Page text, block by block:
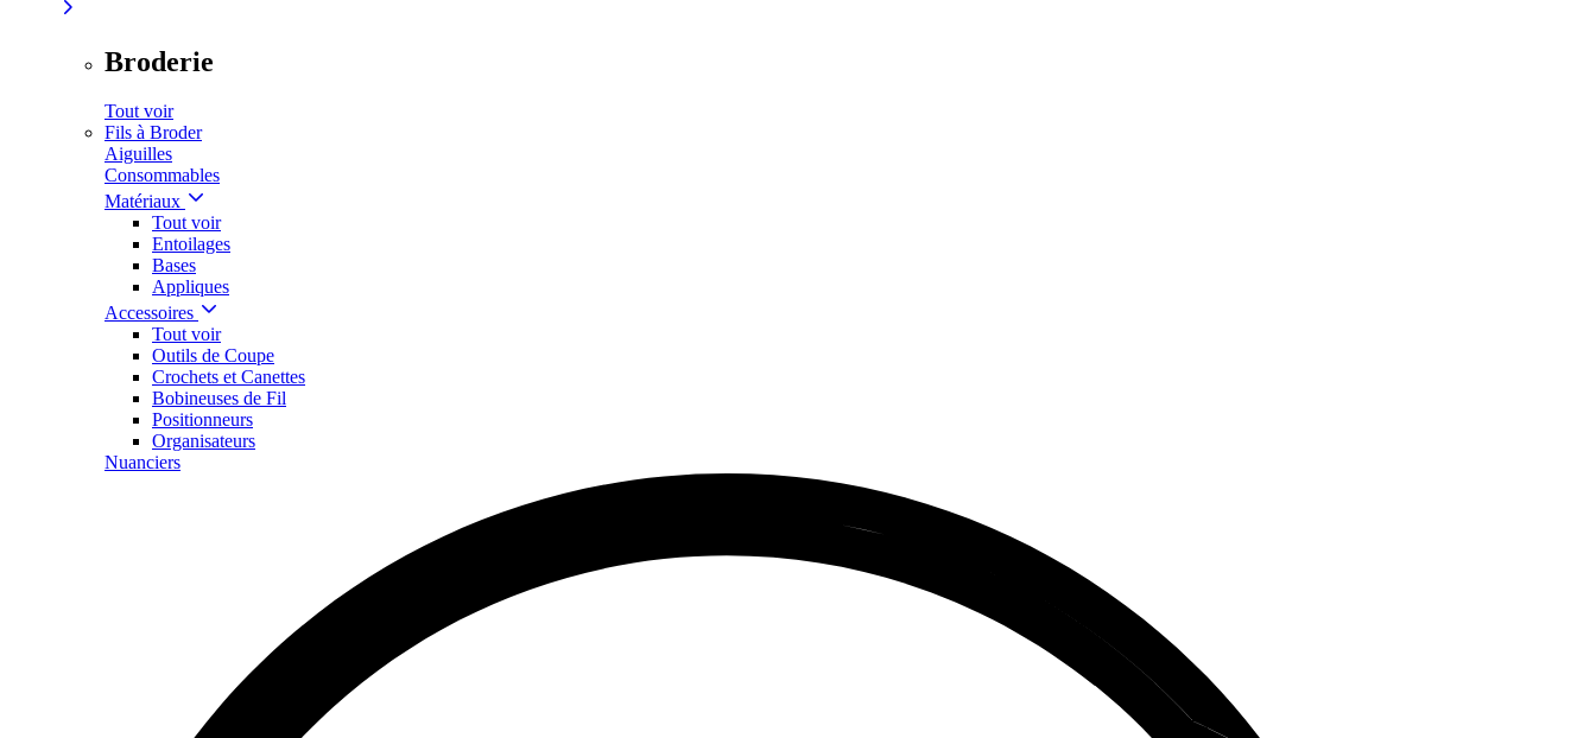
Broderie
Tout voir
Fils à Broder
Aiguilles
Consommables
Matériaux
Tout voir
Entoilages
Bases
Appliques
Accessoires
Tout voir
Outils de Coupe
Crochets et Canettes
Bobineuses de Fil
Positionneurs
Organisateurs
Nuanciers